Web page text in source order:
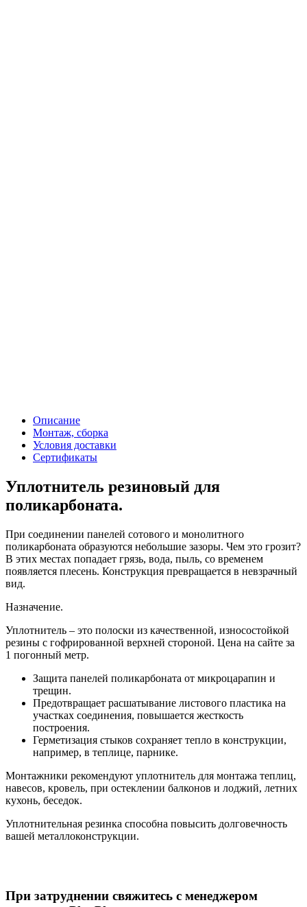
Описание
Монтаж, сборка
Условия доставки
Сертификаты
Уплотнитель резиновый для
поликарбоната.
При соединении панелей сотового и монолитного
поликарбоната образуются небольшие зазоры. Чем это грозит?
В этих местах попадает грязь, вода, пыль, со временем
появляется плесень. Конструкция превращается в невзрачный
вид.
Назначение.
Уплотнитель – это полоски из качественной, износостойкой
резины с гофрированной верхней стороной. Цена на сайте за
1 погонный метр.
Защита панелей поликарбоната от микроцарапин и
трещин.
Предотвращает расшатывание листового пластика на
участках соединения, повышается жесткость
построения.
Герметизация стыков сохраняет тепло в конструкции,
например, в теплице, парнике.
Монтажники рекомендуют уплотнитель для монтажа теплиц,
навесов, кровель, при остеклении балконов и лоджий, летних
кухонь, беседок.
Уплотнительная резинка способна повысить долговечность
вашей металлоконструкции.
При затруднении свяжитесь с менеджером